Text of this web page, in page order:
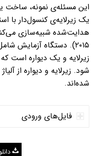
این مسئله‌ی نمونه، ساخت
یک زیرلایه‌ی کنسول‌دار با
۲۰۱۵). دستگاه آزمایش
زیرلایه و یک دیواره است
شده‌اند.
فایل‌های ورودی